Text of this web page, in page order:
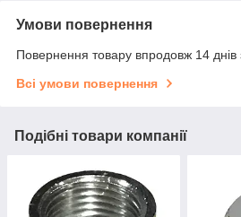
Умови повернення
Повернення товару впродовж 14 днів
Всі умови повернення
Подібні товари компанії